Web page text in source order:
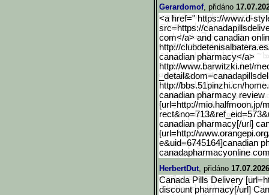
Gerardomof, přidáno
<a href=" https://www.d-
src=https://cana
com</a> and canadian
http://
canadian pharmacy</a>
http://www.barwitzki.net/
http://bbs.51pinzhi.cn/
canadian pharmacy review
[url=http://mio.halfmoon.jp/
canadian pharmacy[/url]
[url=http://
e&uid=6745164]canadian
canadapharmacyonline
HerbertDut, přidáno
Canada Pills Delivery
discount pharmacy[/url]